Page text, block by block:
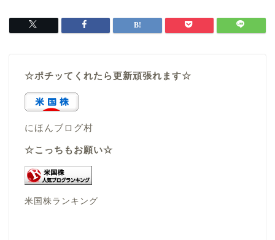
☆ポチッてくれたら更新頑張れます☆
にほんブログ村
☆こっちもお願い☆
米国株ランキング